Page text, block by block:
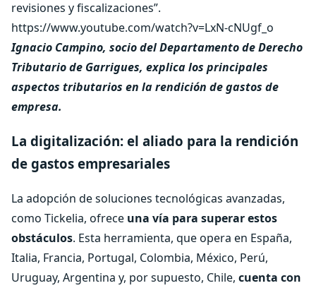
revisiones y fiscalizaciones”.
https://www.youtube.com/watch?v=LxN-cNUgf_o
Ignacio Campino, socio del Departamento de Derecho
Tributario de Garrigues, explica los principales
aspectos tributarios en la rendición de gastos de
empresa.
La digitalización: el aliado para la rendición
de gastos empresariales
La adopción de soluciones tecnológicas avanzadas,
como Tickelia, ofrece una vía para superar estos
obstáculos. Esta herramienta, que opera en España,
Italia, Francia, Portugal, Colombia, México, Perú,
Uruguay, Argentina y, por supuesto, Chile, cuenta con